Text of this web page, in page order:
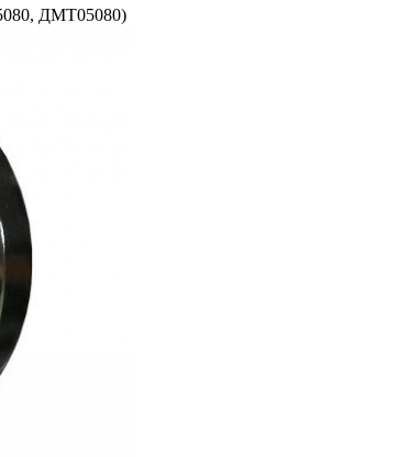
ДМТ05080)